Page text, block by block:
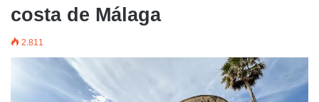
costa de Málaga
2.811